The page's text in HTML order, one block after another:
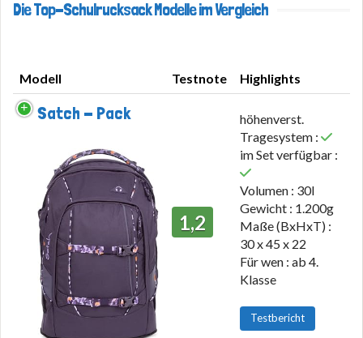
Die Top-Schulrucksack Modelle im Vergleich
Modell Testnote
Highlights
Modell
Satch - Pack
1,2
höhenverst.
Tragesystem :
im Set verfügbar :
Volumen : 30l
Gewicht : 1.200g
Maße (BxHxT) :
30 x 45 x 22
Für wen : ab 4.
Klasse
Testbericht